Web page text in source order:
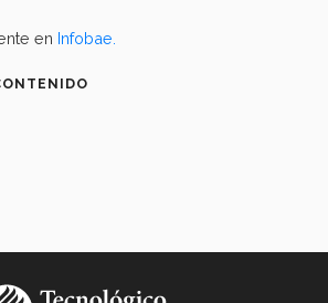
en Infobae.